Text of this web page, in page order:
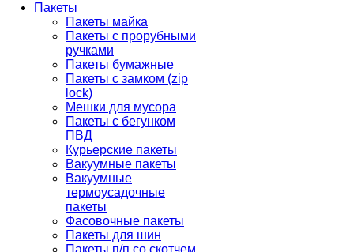
Пакеты
Пакеты майка
Пакеты с прорубными
ручками
Пакеты бумажные
Пакеты с замком (zip
lock)
Мешки для мусора
Пакеты с бегунком
ПВД
Курьерские пакеты
Вакуумные пакеты
Вакуумные
термоусадочные
пакеты
Фасовочные пакеты
Пакеты для шин
Пакеты п/п со скотчем